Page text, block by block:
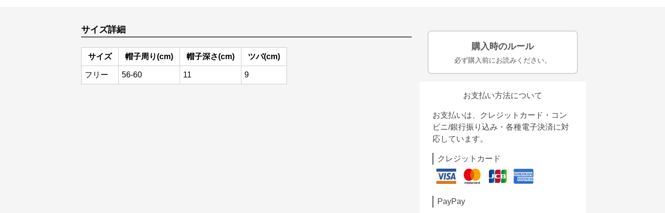
サイズ詳細
サイズ 帽子周り(cm) 帽子深さ(cm) ツバ(cm)
フリー 56-60 11 9
購入時のルール
必ず購入前にお読みください。
お支払い方法について
お支払いは、クレジットカード・コン
ビニ/銀行振り込み・各種電子決済に対
応しています。
クレジットカード
PayPay